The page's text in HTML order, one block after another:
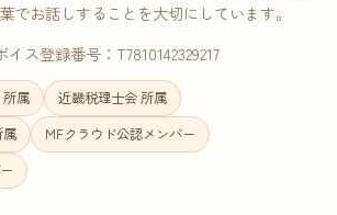
でお話しすることを大切にしています。
イス登録番号：T7810142329217
所属
近畿税理士会 所属
属
MFクラウド公認メンバー